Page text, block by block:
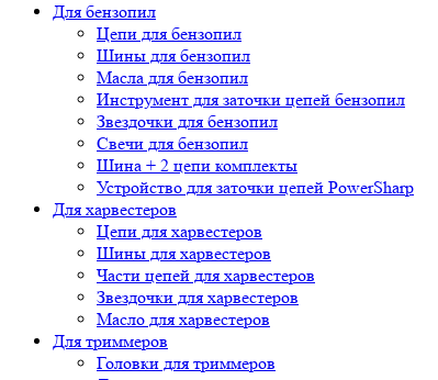
Для бензопил
Цепи для бензопил
Шины для бензопил
Масла для бензопил
Инструмент для заточки цепей бензопил
Звездочки для бензопил
Свечи для бензопил
Шина + 2 цепи комплекты
Устройство для заточки цепей PowerSharp
Для харвестеров
Цепи для харвестеров
Шины для харвестеров
Части цепей для харвестеров
Звездочки для харвестеров
Масло для харвестеров
Для триммеров
Головки для триммеров